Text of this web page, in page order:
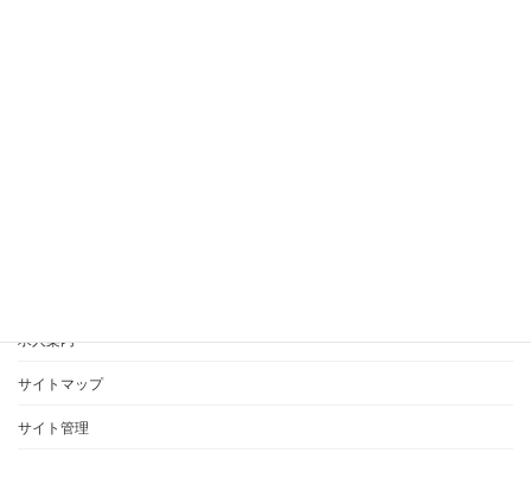
求人案内
サイトマップ
サイト管理